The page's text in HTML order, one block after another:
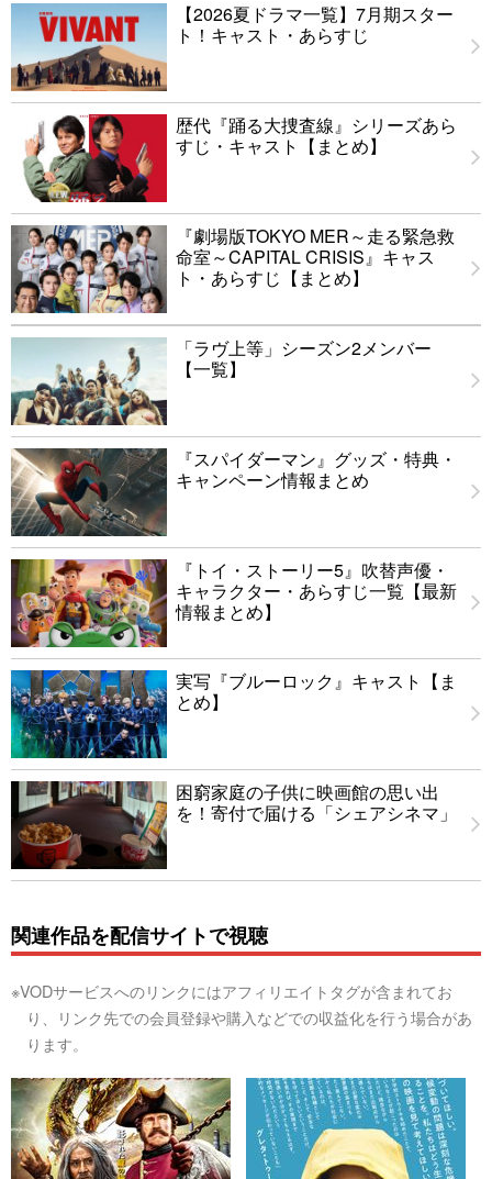
【2026夏ドラマ一覧】7月期スター
ト！キャスト・あらすじ
歴代『踊る大捜査線』シリーズあら
すじ・キャスト【まとめ】
『劇場版TOKYO MER～走る緊急救
命室～CAPITAL CRISIS』キャス
ト・あらすじ【まとめ】
「ラヴ上等」シーズン2メンバー
【一覧】
『スパイダーマン』グッズ・特典・
キャンペーン情報まとめ
『トイ・ストーリー5』吹替声優・
キャラクター・あらすじ一覧【最新
情報まとめ】
実写『ブルーロック』キャスト【ま
とめ】
困窮家庭の子供に映画館の思い出
を！寄付で届ける「シェアシネマ」
関連作品を配信サイトで視聴
※VODサービスへのリンクにはアフィリエイトタグが含まれてお
り、リンク先での会員登録や購入などでの収益化を行う場合があ
ります。